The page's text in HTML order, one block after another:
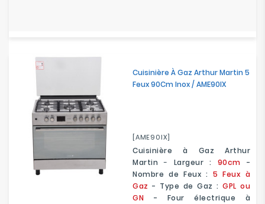
Cuisinière À Gaz Arthur Martin 5
Feux 90Cm Inox / AME90IX
[AME90IX]
Cuisinière à Gaz Arthur
Martin - Largeur : 90cm -
Nombre de Feux : 5 Feux à
Gaz - Type de Gaz : GPL ou
GN - Four électrique à